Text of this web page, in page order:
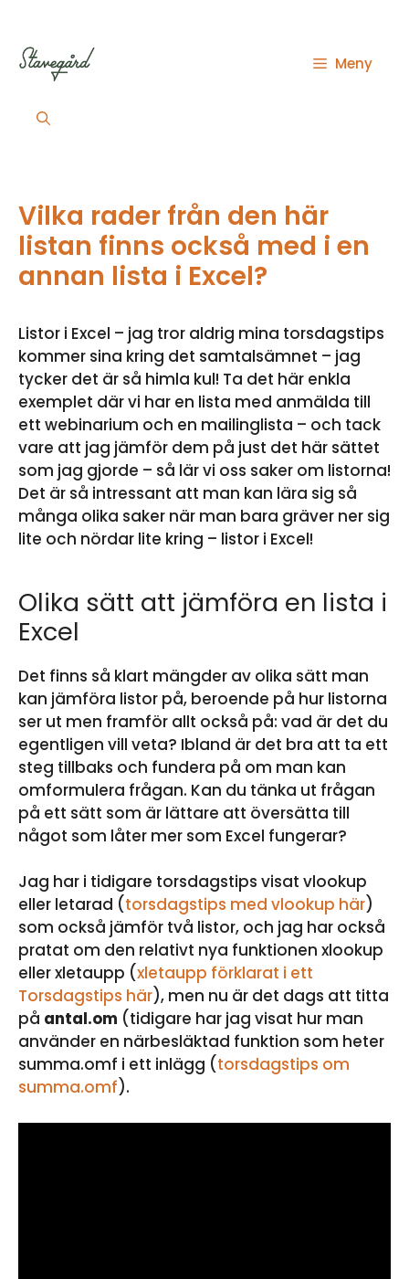
innehåll
Meny
Vilka rader från den här
listan finns också med i en
annan lista i Excel?
Listor i Excel – jag tror aldrig mina torsdagstips
kommer sina kring det samtalsämnet – jag
tycker det är så himla kul! Ta det här enkla
exemplet där vi har en lista med anmälda till
ett webinarium och en mailinglista – och tack
vare att jag jämför dem på just det här sättet
som jag gjorde – så lär vi oss saker om listorna!
Det är så intressant att man kan lära sig så
många olika saker när man bara gräver ner sig
lite och nördar lite kring – listor i Excel!
Olika sätt att jämföra en lista i
Excel
Det finns så klart mängder av olika sätt man
kan jämföra listor på, beroende på hur listorna
ser ut men framför allt också på: vad är det du
egentligen vill veta? Ibland är det bra att ta ett
steg tillbaks och fundera på om man kan
omformulera frågan. Kan du tänka ut frågan
på ett sätt som är lättare att översätta till
något som låter mer som Excel fungerar?
Jag har i tidigare torsdagstips visat vlookup
eller letarad (torsdagstips med vlookup här)
som också jämför två listor, och jag har också
pratat om den relativt nya funktionen xlookup
eller xletaupp (xletaupp förklarat i ett
Torsdagstips här), men nu är det dags att titta
på antal.om (tidigare har jag visat hur man
använder en närbesläktad funktion som heter
summa.omf i ett inlägg (torsdagstips om
summa.omf).